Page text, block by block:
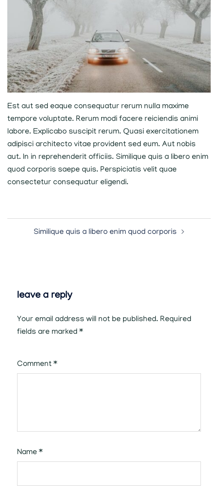
Est aut sed eaque consequatur rerum nulla maxime
tempore voluptate. Rerum modi facere reiciendis animi
labore. Explicabo suscipit rerum. Quasi exercitationem
adipisci architecto vitae provident sed eum. Aut nobis
aut. In in reprehenderit officiis. Similique quis a libero enim
quod corporis saepe quis. Perspiciatis velit quae
consectetur consequatur eligendi.
navigation
Similique quis a libero enim quod corporis
leave a reply
Your email address will not be published. Required
fields are marked *
Comment *
Name *